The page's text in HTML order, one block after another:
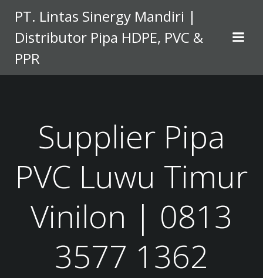
to
content
PT. Lintas Sinergy Mandiri |
Distributor Pipa HDPE, PVC &
PPR
Supplier Pipa
PVC Luwu Timur
Vinilon | 0813
3577 1362